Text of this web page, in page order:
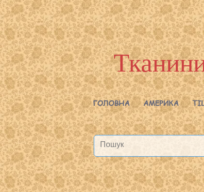
ГОЛОВНА АМЕРИКА